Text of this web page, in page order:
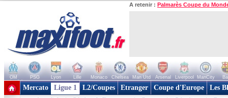
A retenir : Palmarès Coupe du
OM PSG Lyon Lille Monaco Chelsea Man Utd Arsenal Liverpool ManCity
+ de clubs
Mercato Ligue 1 L2/Coupes Etranger Coupe d'Europe Les